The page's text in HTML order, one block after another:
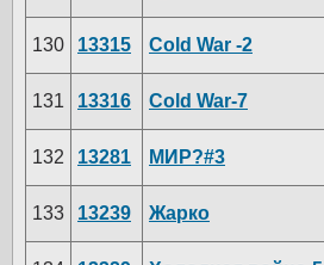
130 13315 Cold War -2
131 13316 Cold War-7
132 13281 МИР?#3
133 13239 Жарко